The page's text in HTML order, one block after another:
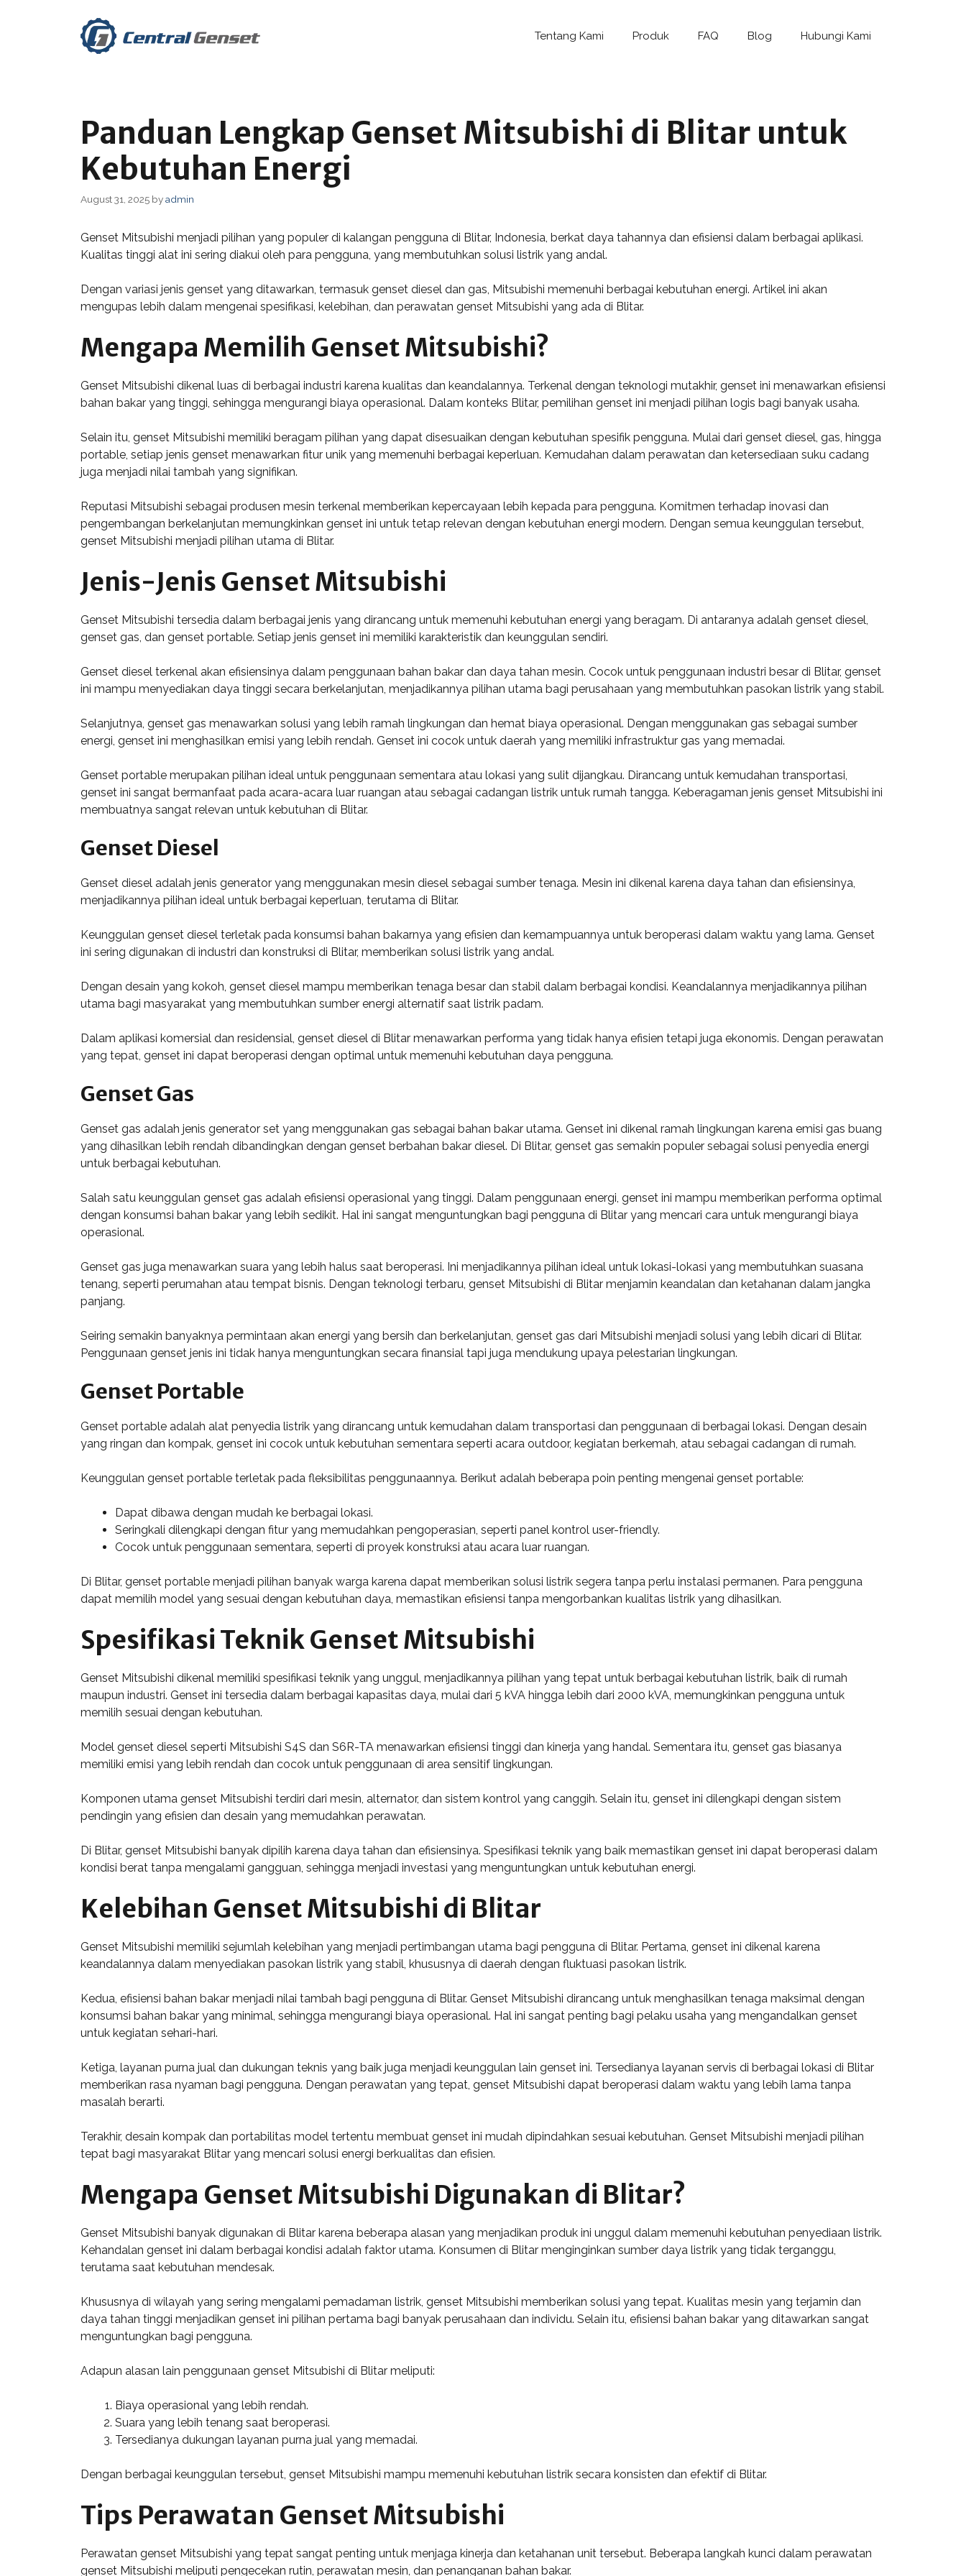
Tentang Kami Produk FAQ Blog Hubungi Kami
Panduan Lengkap Genset Mitsubishi di Blitar untuk
Kebutuhan Energi
August 31, 2025 byadmin
Genset Mitsubishi menjadi pilihan yang populer di kalangan pengguna di Blitar, Indonesia, berkat daya tahannya dan efisiensi dalam berbagai aplikasi.
Kualitas tinggi alat ini sering diakui oleh para pengguna, yang membutuhkan solusi listrik yang andal.
Dengan variasi jenis genset yang ditawarkan, termasuk genset diesel dan gas, Mitsubishi memenuhi berbagai kebutuhan energi. Artikel ini akan
mengupas lebih dalam mengenai spesifikasi, kelebihan, dan perawatan genset Mitsubishi yang ada di Blitar.
Mengapa Memilih Genset Mitsubishi?
Genset Mitsubishi dikenal luas di berbagai industri karena kualitas dan keandalannya. Terkenal dengan teknologi mutakhir, genset ini menawarkan efisiensi
bahan bakar yang tinggi, sehingga mengurangi biaya operasional. Dalam konteks Blitar, pemilihan genset ini menjadi pilihan logis bagi banyak usaha.
Selain itu, genset Mitsubishi memiliki beragam pilihan yang dapat disesuaikan dengan kebutuhan spesifik pengguna. Mulai dari genset diesel, gas, hingga
portable, setiap jenis genset menawarkan fitur unik yang memenuhi berbagai keperluan. Kemudahan dalam perawatan dan ketersediaan suku cadang
juga menjadi nilai tambah yang signifikan.
Reputasi Mitsubishi sebagai produsen mesin terkenal memberikan kepercayaan lebih kepada para pengguna. Komitmen terhadap inovasi dan
pengembangan berkelanjutan memungkinkan genset ini untuk tetap relevan dengan kebutuhan energi modern. Dengan semua keunggulan tersebut,
genset Mitsubishi menjadi pilihan utama di Blitar.
Jenis-Jenis Genset Mitsubishi
Genset Mitsubishi tersedia dalam berbagai jenis yang dirancang untuk memenuhi kebutuhan energi yang beragam. Di antaranya adalah genset diesel,
genset gas, dan genset portable. Setiap jenis genset ini memiliki karakteristik dan keunggulan sendiri.
Genset diesel terkenal akan efisiensinya dalam penggunaan bahan bakar dan daya tahan mesin. Cocok untuk penggunaan industri besar di Blitar, genset
ini mampu menyediakan daya tinggi secara berkelanjutan, menjadikannya pilihan utama bagi perusahaan yang membutuhkan pasokan listrik yang stabil.
Selanjutnya, genset gas menawarkan solusi yang lebih ramah lingkungan dan hemat biaya operasional. Dengan menggunakan gas sebagai sumber
energi, genset ini menghasilkan emisi yang lebih rendah. Genset ini cocok untuk daerah yang memiliki infrastruktur gas yang memadai.
Genset portable merupakan pilihan ideal untuk penggunaan sementara atau lokasi yang sulit dijangkau. Dirancang untuk kemudahan transportasi,
genset ini sangat bermanfaat pada acara-acara luar ruangan atau sebagai cadangan listrik untuk rumah tangga. Keberagaman jenis genset Mitsubishi ini
membuatnya sangat relevan untuk kebutuhan di Blitar.
Genset Diesel
Genset diesel adalah jenis generator yang menggunakan mesin diesel sebagai sumber tenaga. Mesin ini dikenal karena daya tahan dan efisiensinya,
menjadikannya pilihan ideal untuk berbagai keperluan, terutama di Blitar.
Keunggulan genset diesel terletak pada konsumsi bahan bakarnya yang efisien dan kemampuannya untuk beroperasi dalam waktu yang lama. Genset
ini sering digunakan di industri dan konstruksi di Blitar, memberikan solusi listrik yang andal.
Dengan desain yang kokoh, genset diesel mampu memberikan tenaga besar dan stabil dalam berbagai kondisi. Keandalannya menjadikannya pilihan
utama bagi masyarakat yang membutuhkan sumber energi alternatif saat listrik padam.
Dalam aplikasi komersial dan residensial, genset diesel di Blitar menawarkan performa yang tidak hanya efisien tetapi juga ekonomis. Dengan perawatan
yang tepat, genset ini dapat beroperasi dengan optimal untuk memenuhi kebutuhan daya pengguna.
Genset Gas
Genset gas adalah jenis generator set yang menggunakan gas sebagai bahan bakar utama. Genset ini dikenal ramah lingkungan karena emisi gas buang
yang dihasilkan lebih rendah dibandingkan dengan genset berbahan bakar diesel. Di Blitar, genset gas semakin populer sebagai solusi penyedia energi
untuk berbagai kebutuhan.
Salah satu keunggulan genset gas adalah efisiensi operasional yang tinggi. Dalam penggunaan energi, genset ini mampu memberikan performa optimal
dengan konsumsi bahan bakar yang lebih sedikit. Hal ini sangat menguntungkan bagi pengguna di Blitar yang mencari cara untuk mengurangi biaya
operasional.
Genset gas juga menawarkan suara yang lebih halus saat beroperasi. Ini menjadikannya pilihan ideal untuk lokasi-lokasi yang membutuhkan suasana
tenang, seperti perumahan atau tempat bisnis. Dengan teknologi terbaru, genset Mitsubishi di Blitar menjamin keandalan dan ketahanan dalam jangka
panjang.
Seiring semakin banyaknya permintaan akan energi yang bersih dan berkelanjutan, genset gas dari Mitsubishi menjadi solusi yang lebih dicari di Blitar.
Penggunaan genset jenis ini tidak hanya menguntungkan secara finansial tapi juga mendukung upaya pelestarian lingkungan.
Genset Portable
Genset portable adalah alat penyedia listrik yang dirancang untuk kemudahan dalam transportasi dan penggunaan di berbagai lokasi. Dengan desain
yang ringan dan kompak, genset ini cocok untuk kebutuhan sementara seperti acara outdoor, kegiatan berkemah, atau sebagai cadangan di rumah.
Keunggulan genset portable terletak pada fleksibilitas penggunaannya. Berikut adalah beberapa poin penting mengenai genset portable:
Dapat dibawa dengan mudah ke berbagai lokasi.
Seringkali dilengkapi dengan fitur yang memudahkan pengoperasian, seperti panel kontrol user-friendly.
Cocok untuk penggunaan sementara, seperti di proyek konstruksi atau acara luar ruangan.
Di Blitar, genset portable menjadi pilihan banyak warga karena dapat memberikan solusi listrik segera tanpa perlu instalasi permanen. Para pengguna
dapat memilih model yang sesuai dengan kebutuhan daya, memastikan efisiensi tanpa mengorbankan kualitas listrik yang dihasilkan.
Spesifikasi Teknik Genset Mitsubishi
Genset Mitsubishi dikenal memiliki spesifikasi teknik yang unggul, menjadikannya pilihan yang tepat untuk berbagai kebutuhan listrik, baik di rumah
maupun industri. Genset ini tersedia dalam berbagai kapasitas daya, mulai dari 5 kVA hingga lebih dari 2000 kVA, memungkinkan pengguna untuk
memilih sesuai dengan kebutuhan.
Model genset diesel seperti Mitsubishi S4S dan S6R-TA menawarkan efisiensi tinggi dan kinerja yang handal. Sementara itu, genset gas biasanya
memiliki emisi yang lebih rendah dan cocok untuk penggunaan di area sensitif lingkungan.
Komponen utama genset Mitsubishi terdiri dari mesin, alternator, dan sistem kontrol yang canggih. Selain itu, genset ini dilengkapi dengan sistem
pendingin yang efisien dan desain yang memudahkan perawatan.
Di Blitar, genset Mitsubishi banyak dipilih karena daya tahan dan efisiensinya. Spesifikasi teknik yang baik memastikan genset ini dapat beroperasi dalam
kondisi berat tanpa mengalami gangguan, sehingga menjadi investasi yang menguntungkan untuk kebutuhan energi.
Kelebihan Genset Mitsubishi di Blitar
Genset Mitsubishi memiliki sejumlah kelebihan yang menjadi pertimbangan utama bagi pengguna di Blitar. Pertama, genset ini dikenal karena
keandalannya dalam menyediakan pasokan listrik yang stabil, khususnya di daerah dengan fluktuasi pasokan listrik.
Kedua, efisiensi bahan bakar menjadi nilai tambah bagi pengguna di Blitar. Genset Mitsubishi dirancang untuk menghasilkan tenaga maksimal dengan
konsumsi bahan bakar yang minimal, sehingga mengurangi biaya operasional. Hal ini sangat penting bagi pelaku usaha yang mengandalkan genset
untuk kegiatan sehari-hari.
Ketiga, layanan purna jual dan dukungan teknis yang baik juga menjadi keunggulan lain genset ini. Tersedianya layanan servis di berbagai lokasi di Blitar
memberikan rasa nyaman bagi pengguna. Dengan perawatan yang tepat, genset Mitsubishi dapat beroperasi dalam waktu yang lebih lama tanpa
masalah berarti.
Terakhir, desain kompak dan portabilitas model tertentu membuat genset ini mudah dipindahkan sesuai kebutuhan. Genset Mitsubishi menjadi pilihan
tepat bagi masyarakat Blitar yang mencari solusi energi berkualitas dan efisien.
Mengapa Genset Mitsubishi Digunakan di Blitar?
Genset Mitsubishi banyak digunakan di Blitar karena beberapa alasan yang menjadikan produk ini unggul dalam memenuhi kebutuhan penyediaan listrik.
Kehandalan genset ini dalam berbagai kondisi adalah faktor utama. Konsumen di Blitar menginginkan sumber daya listrik yang tidak terganggu,
terutama saat kebutuhan mendesak.
Khususnya di wilayah yang sering mengalami pemadaman listrik, genset Mitsubishi memberikan solusi yang tepat. Kualitas mesin yang terjamin dan
daya tahan tinggi menjadikan genset ini pilihan pertama bagi banyak perusahaan dan individu. Selain itu, efisiensi bahan bakar yang ditawarkan sangat
menguntungkan bagi pengguna.
Adapun alasan lain penggunaan genset Mitsubishi di Blitar meliputi:
Biaya operasional yang lebih rendah.
Suara yang lebih tenang saat beroperasi.
Tersedianya dukungan layanan purna jual yang memadai.
Dengan berbagai keunggulan tersebut, genset Mitsubishi mampu memenuhi kebutuhan listrik secara konsisten dan efektif di Blitar.
Tips Perawatan Genset Mitsubishi
Perawatan genset Mitsubishi yang tepat sangat penting untuk menjaga kinerja dan ketahanan unit tersebut. Beberapa langkah kunci dalam perawatan
genset Mitsubishi meliputi pengecekan rutin, perawatan mesin, dan penanganan bahan bakar.